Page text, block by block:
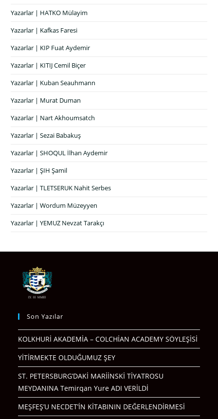
Yazarlar | HATKO Mülayim
Yazarlar | Kafkas Faresi
Yazarlar | KIP Fuat Aydemir
Yazarlar | KITIJ Cemil Biçer
Yazarlar | Kuban Seauhmann
Yazarlar | Murat Duman
Yazarlar | Nart Akhoumsatch
Yazarlar | Sezai Babakuş
Yazarlar | SHOQUL İlhan Aydemir
Yazarlar | ŞIH Şamil
Yazarlar | TLETSERUK Nahit Serbes
Yazarlar | Wordum Müzeyyen
Yazarlar | YEMUZ Nevzat Tarakçı
Son Yazılar
KOLKHURİ AKADEMİA – COLCHİAN ACADEMY SÖYLEŞİSİ
YİTİRMEKTE OLDUĞUMUZ ŞEY
ST. PETERSBURG’DAKİ MARİİNSKİ TİYATROSU
MEYDANINA Temirqan Yure ADI VERİLDİ
MEŞFEŞ’U NECDET’İN KİTABININ DEĞERLENDİRMESİ